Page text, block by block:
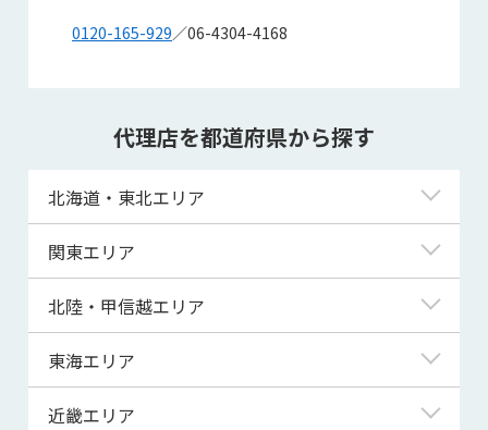
0120-165-929／06-4304-4168
代理店を都道府県から探す
北海道・東北エリア
北海道
青森県
宮城県
関東エリア
東京都
神奈川県
埼玉県
北陸・甲信越エリア
新潟県
富山県
東海エリア
岐阜県
近畿エリア